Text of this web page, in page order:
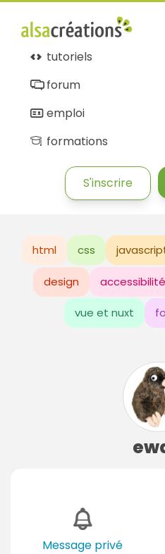
tutoriels
forum
emploi
formations
S'inscrire
html css
design accessibilité
vue et nuxt
Message privé